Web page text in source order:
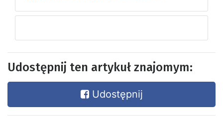
Udostępnij ten artykuł znajomym:
Udostępnij